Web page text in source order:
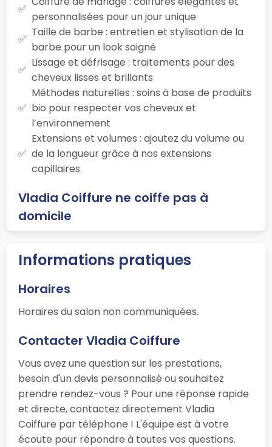
personnalisées pour un jour unique
Taille de barbe : entretien et stylisation de la
barbe pour un look soigné
Lissage et défrisage : traitements pour des
cheveux lisses et brillants
Méthodes naturelles : soins à base de produits
bio pour respecter vos cheveux et
l’environnement
Extensions et volumes : ajoutez du volume ou
de la longueur grâce à nos extensions
capillaires
Vladia Coiffure ne coiffe pas à
domicile
Informations pratiques
Horaires
Horaires du salon non communiquées.
Contacter Vladia Coiffure
Vous avez une question sur les prestations,
besoin d'un devis personnalisé ou souhaitez
prendre rendez-vous ? Pour une réponse rapide
et directe, contactez directement Vladia
Coiffure par téléphone ! L'équipe est à votre
écoute pour répondre à toutes vos questions.